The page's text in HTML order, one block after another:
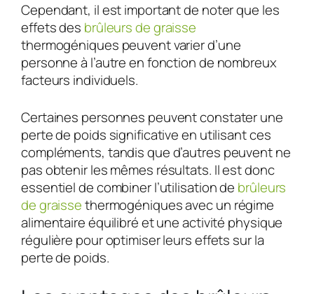
Cependant, il est important de noter que les
effets des brûleurs de graisse
thermogéniques peuvent varier d’une
personne à l’autre en fonction de nombreux
facteurs individuels.
Certaines personnes peuvent constater une
perte de poids significative en utilisant ces
compléments, tandis que d’autres peuvent ne
pas obtenir les mêmes résultats. Il est donc
essentiel de combiner l’utilisation de brûleurs
de graissethermogéniques avec un régime
alimentaire équilibré et une activité physique
régulière pour optimiser leurs effets sur la
perte de poids.